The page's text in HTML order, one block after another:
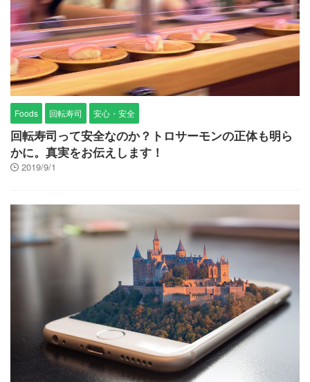
Foods 回転寿司 安心・安全
回転寿司って安全なのか？トロサーモンの正体も明ら
かに。真実をお伝えします！
2019/9/1